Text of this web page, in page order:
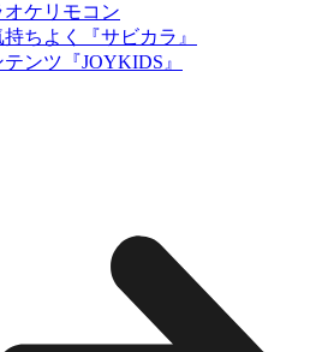
ケリモコン
ちよく『サビカラ』
ンツ『JOYKIDS』